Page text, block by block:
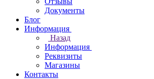
Документы
Блог
Информация
Назад
Информация
Реквизиты
Магазины
Контакты